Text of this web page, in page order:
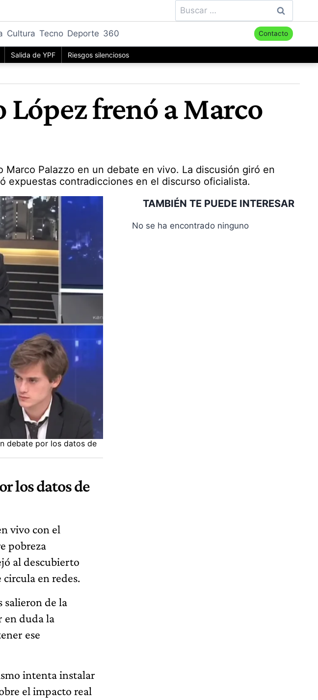
Buscar:
Cultura Tecno Deporte 360 Contacto
Salida de YPF Riesgos silenciosos
frenó a Marco
Palazzo en un debate en vivo. La discusión giró en
expuestas contradicciones en el discurso oficialista.
debate por los datos de
los datos de
vivo con el
pobreza
al descubierto
en redes.
salieron de la
en duda la
ese
intenta instalar
el impacto real
TAMBIÉN TE PUEDE INTERESAR
No se ha encontrado ninguno